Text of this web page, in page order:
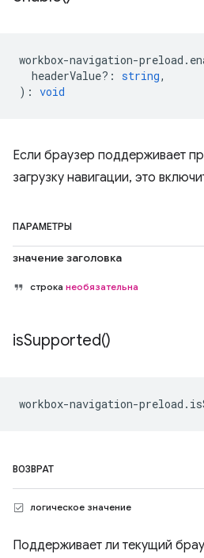
workbox-navigation-preload .
headerValue? : string,
) : void
Если браузер поддерживает
загрузку навигации, это
ПАРАМЕТРЫ
значение заголовка
строка необязательна
isSupported()
workbox-navigation-preload .
ВОЗВРАТ
логическое значение
Поддерживает ли текущий